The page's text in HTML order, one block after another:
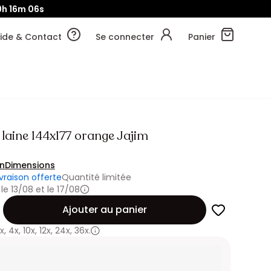
16m 05s
& Contact Se connecter Panier
144x177 orange Jajim
Dimensions
offerteQuantité limitée
13/08 et le 17/08
Ajouter au panier
, 4x, 10x, 12x, 24x, 36x.